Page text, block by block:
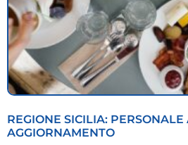
REGIONE SICILIA:
AGGIORNAMENTO